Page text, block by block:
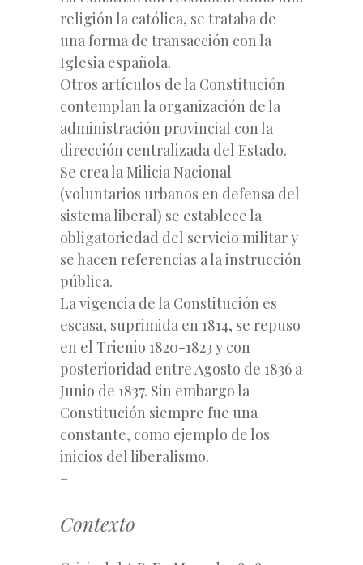
religión la católica, se trataba de
una forma de transacción con la
Iglesia española.
Otros artículos de la Constitución
contemplan la organización de la
administración provincial con la
dirección centralizada del Estado.
Se crea la Milicia Nacional
(voluntarios urbanos en defensa del
sistema liberal) se establece la
obligatoriedad del servicio militar y
se hacen referencias a la instrucción
pública.
La vigencia de la Constitución es
escasa, suprimida en 1814, se repuso
en el Trienio 1820-1823 y con
posterioridad entre Agosto de 1836 a
Junio de 1837. Sin embargo la
Constitución siempre fue una
constante, como ejemplo de los
inicios del liberalismo.
–
Contexto